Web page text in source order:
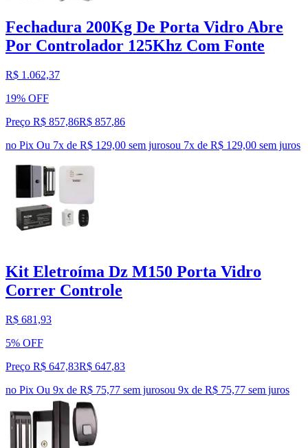
Fechadura 200Kg De Porta Vidro Abre
Por Controlador 125Khz Com Fonte
R$ 1.062,37
19% OFF
Preço R$ 857,86R$ 857,86
no Pix Ou 7x de R$ 129,00 sem jurosou 7x de R$ 129,00 sem juros
Kit Eletroíma Dz M150 Porta Vidro
Correr Controle
R$ 681,93
5% OFF
Preço R$ 647,83R$ 647,83
no Pix Ou 9x de R$ 75,77 sem jurosou 9x de R$ 75,77 sem juros